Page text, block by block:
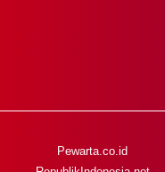
Pewarta.co.id